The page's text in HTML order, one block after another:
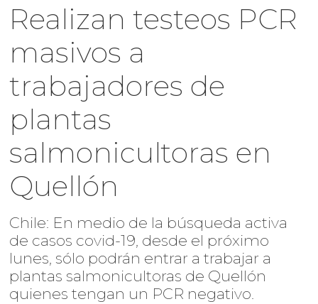
Realizan testeos PCR
masivos a
trabajadores de
plantas
salmonicultoras en
Quellón
Chile: En medio de la búsqueda activa
de casos covid-19, desde el próximo
lunes, sólo podrán entrar a trabajar a
plantas salmonicultoras de Quellón
quienes tengan un PCR negativo.